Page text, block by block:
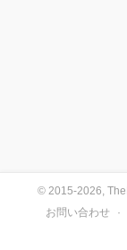
© 2015-2026,
お問い合わせ
·